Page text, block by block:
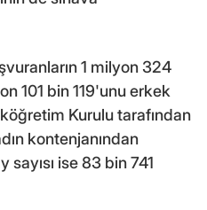
1 milyon 324
101 bin 119'unu erkek
Kurulu tarafından
kontenjanından
ise 83 bin 741